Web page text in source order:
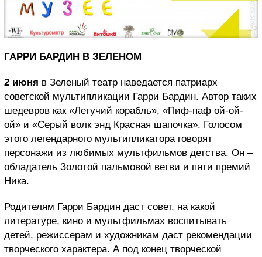
ГАРРИ БАРДИН В ЗЕЛЕНОМ
2 июня в Зеленый театр наведается патриарх
советской мультипликации Гарри Бардин. Автор таких
шедевров как «Летучий корабль», «Пиф-паф ой-ой-
ой» и «Серый волк энд Красная шапочка». Голосом
этого легендарного мультипликатора говорят
персонажи из любимых мультфильмов детства. Он –
обладатель Золотой пальмовой ветви и пяти премий
Ника.
Родителям Гарри Бардин даст совет, на какой
литературе, кино и мультфильмах воспитывать
детей, режиссерам и художникам даст рекомендации
творческого характера. А под конец творческой